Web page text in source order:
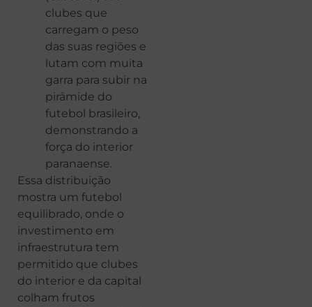
clubes que
carregam o peso
das suas regiões e
lutam com muita
garra para subir na
pirâmide do
futebol brasileiro,
demonstrando a
força do interior
paranaense.
Essa distribuição
mostra um futebol
equilibrado, onde o
investimento em
infraestrutura tem
permitido que clubes
do interior e da capital
colham frutos